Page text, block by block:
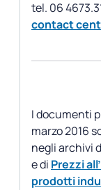
contact
I documenti
marzo 2016
negli archivi
e di Prezzi
prodotti